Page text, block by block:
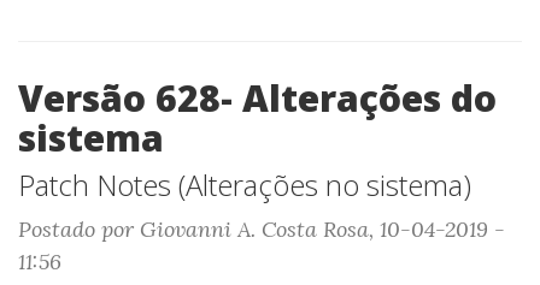
Versão 628- Alterações do
sistema
Patch Notes (Alterações no sistema)
Postado por Giovanni A. Costa Rosa, 10-04-2019 -
11:56